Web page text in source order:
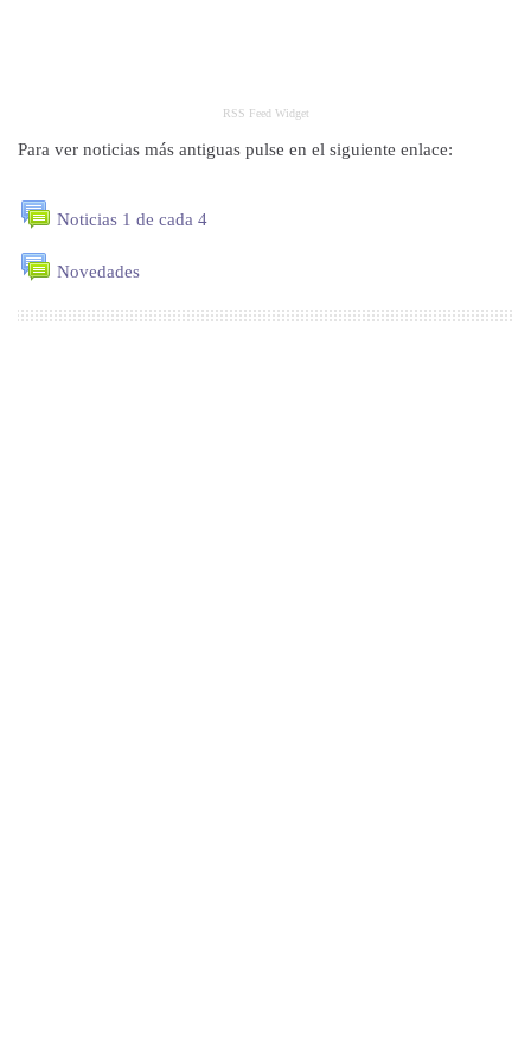
RSS Feed Widget
Para ver noticias más antiguas pulse en el siguiente enlace:
Noticias 1 de cada 4
Novedades